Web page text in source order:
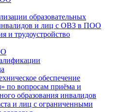
образовательных
и лиц с ОВЗ в ПОО
и трудоустройство
обеспечение
по вопросам приёма и
образования инвалидов
и лиц с ограниченными